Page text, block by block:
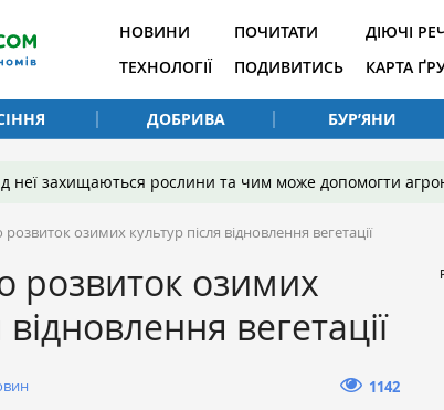
НОВИНИ
ТЕХНОЛОГІЇ
ПОЧИТАТИ
ПОДИВИТИСЬ
ДІЮЧІ
КАРТА
ДОБРИВА БУР’ЯНИ
неї захищаються рослини та чим може допомогти
озимих культур після відновлення вегетації
розвиток озимих
відновлення вегетації
1142